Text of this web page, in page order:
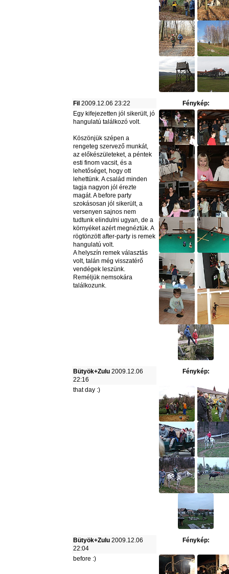
Fil 2009.12.06 23:22
Fénykép:
Egy kifejezetten jól sikerült, jó
hangulatú találkozó volt.
Köszönjük szépen a
rengeteg szervező munkát,
az előkészületeket, a péntek
esti finom vacsit, és a
lehetőséget, hogy ott
lehettünk. A család minden
tagja nagyon jól érezte
magát. A before party
szokásosan jól sikerült, a
versenyen sajnos nem
tudtunk elindulni ugyan, de a
környéket azért megnéztük. A
rögtönzött after-party is remek
hangulatú volt.
A helyszín remek választás
volt, talán még visszatérő
vendégek leszünk.
Reméljük nemsokára
találkozunk.
Bütyök+Zulu 2009.12.06
22:16
Fénykép:
that day :)
Bütyök+Zulu 2009.12.06
22:04
Fénykép:
before :)